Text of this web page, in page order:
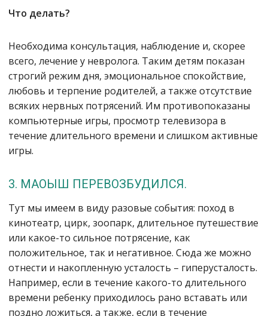
Что делать?
Необходима консультация, наблюдение и, скорее
всего, лечение у невролога. Таким детям показан
строгий режим дня, эмоциональное спокойствие,
любовь и терпение родителей, а также отсутствие
всяких нервных потрясений. Им противопоказаны
компьютерные игры, просмотр телевизора в
течение длительного времени и слишком активные
игры.
3. МАОЫШ ПЕРЕВОЗБУДИЛСЯ.
Тут мы имеем в виду разовые события: поход в
кинотеатр, цирк, зоопарк, длительное путешествие
или какое-то сильное потрясение, как
положительное, так и негативное. Сюда же можно
отнести и накопленную усталость – гиперусталость.
Например, если в течение какого-то длительного
времени ребенку приходилось рано вставать или
поздно ложиться, а также, если в течение